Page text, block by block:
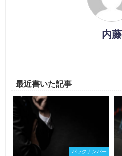
内藤
最近書いた記事
バックナンバー